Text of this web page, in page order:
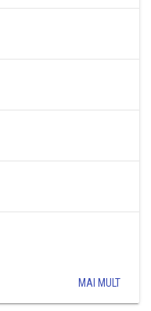
MAI MULT